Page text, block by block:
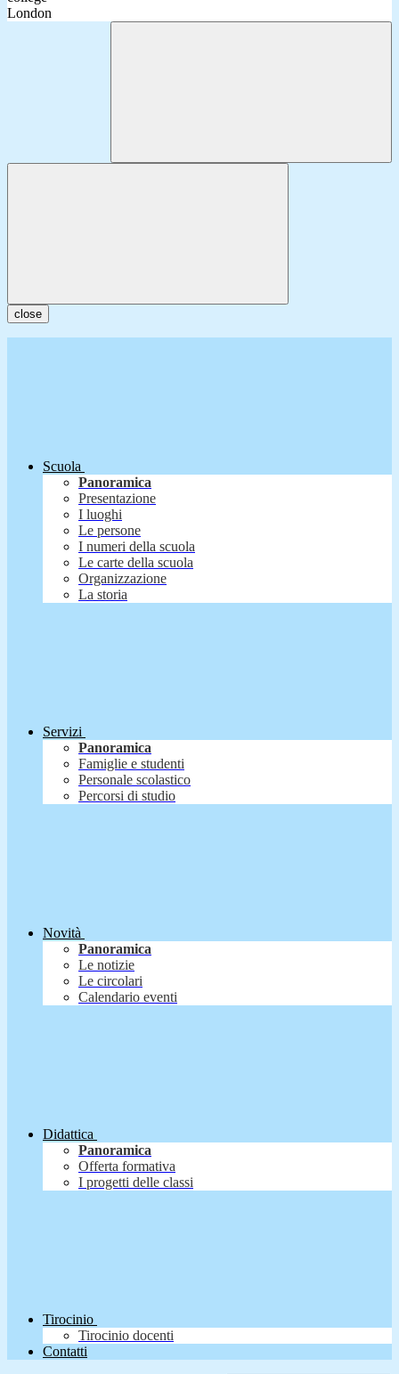
close
Scuola
Panoramica
Presentazione
I luoghi
Le persone
I numeri della scuola
Le carte della scuola
Organizzazione
La storia
Servizi
Panoramica
Famiglie e studenti
Personale scolastico
Percorsi di studio
Novità
Panoramica
Le notizie
Le circolari
Calendario eventi
Didattica
Panoramica
Offerta formativa
I progetti delle classi
Tirocinio
Tirocinio docenti
Contatti